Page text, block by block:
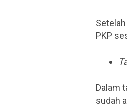
PKP
Dalam
sudah